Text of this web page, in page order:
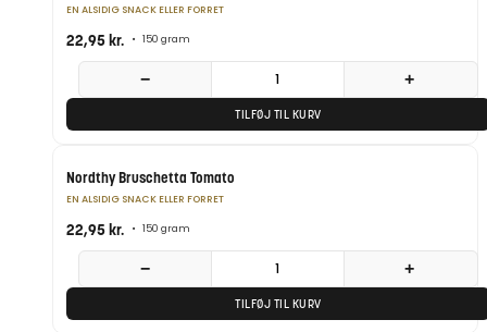
EN ALSIDIG SNACK ELLER FORRET
22,95kr. • 150 gram
− +
TILFØJ TIL KURV
Nordthy Bruschetta Tomato
EN ALSIDIG SNACK ELLER FORRET
22,95kr. • 150 gram
− +
TILFØJ TIL KURV